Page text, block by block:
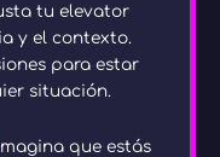
tu elevator
y el contexto.
para estar
situación.
Imagina que estás